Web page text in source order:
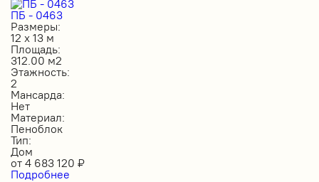
ПБ - 0463
Размеры:
12 х 13 м
Площадь:
312.00 м2
Этажность:
2
Мансарда:
Нет
Материал:
Пеноблок
Тип:
Дом
от 4 683 120 ₽
Подробнее